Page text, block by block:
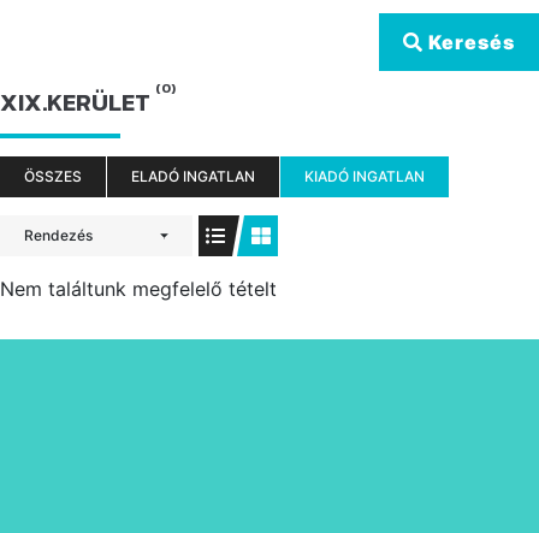
Keresés
XIX.KERÜLET (0)
ÖSSZES ELADÓ INGATLAN KIADÓ INGATLAN
Rendezés
Nem találtunk megfelelő tételt